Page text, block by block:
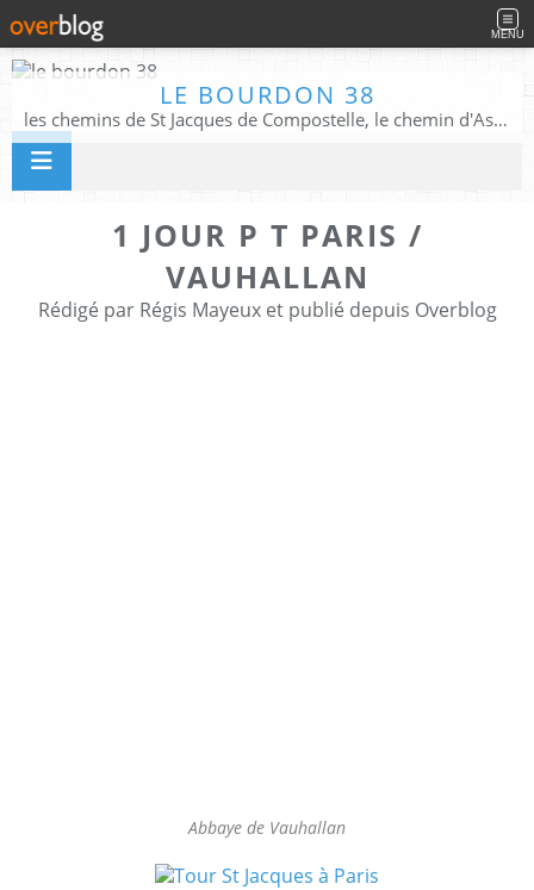
MENU
LE BOURDON 38
les chemins de St Jacques de Compostelle, le chemin d'Assise, La Voie Francigena, et autres chemins ........
1 JOUR P T PARIS /
VAUHALLAN
Rédigé par Régis Mayeux et publié depuis Overblog
Abbaye de Vauhallan